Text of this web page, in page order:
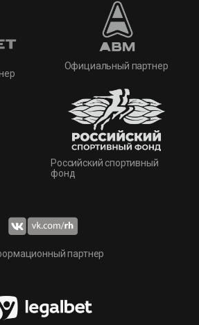
Официальный партнер
Российский спортивный
фонд
партнер